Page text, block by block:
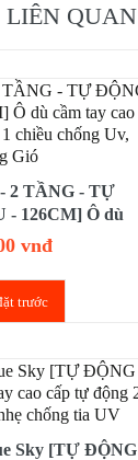
LIÊN QUAN
2 TẦNG - TỰ
- 126CM] Ô dù
gập 2 tự động 1
chống Gió
vnđ
trước
Sky [TỰ ĐỘNG